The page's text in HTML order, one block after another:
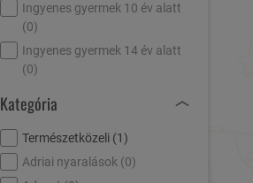
Ingyenes gyermek 10 év alatt
(0)
Ingyenes gyermek 14 év alatt
(0)
Kategória
Természetközeli (1)
Adriai nyaralások (0)